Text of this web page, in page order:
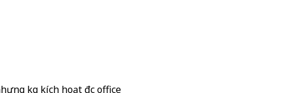
kg kích hoạt đc office